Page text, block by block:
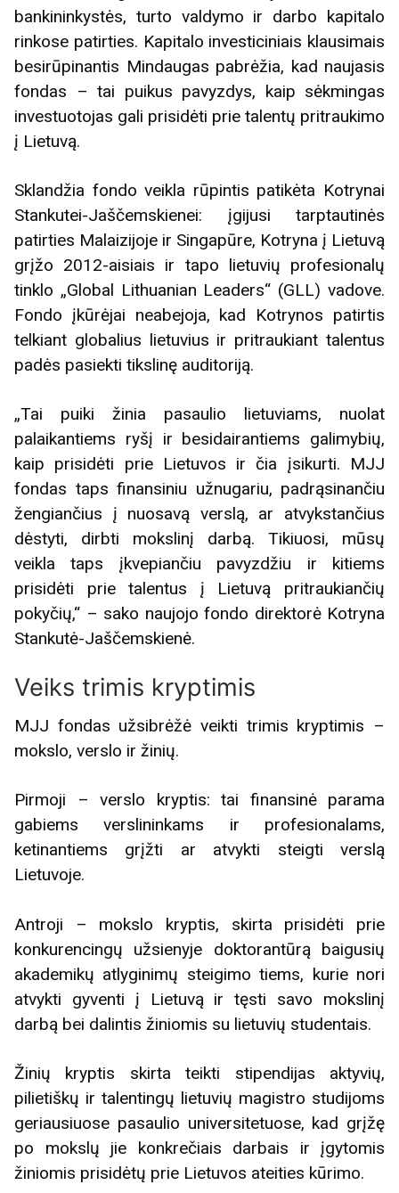
bankininkystės, turto valdymo ir darbo kapitalo
rinkose patirties. Kapitalo investiciniais klausimais
besirūpinantis Mindaugas pabrėžia, kad naujasis
fondas – tai puikus pavyzdys, kaip sėkmingas
investuotojas gali prisidėti prie talentų pritraukimo
į Lietuvą.
Sklandžia fondo veikla rūpintis patikėta Kotrynai
Stankutei-Jaščemskienei: įgijusi tarptautinės
patirties Malaizijoje ir Singapūre, Kotryna į Lietuvą
grįžo 2012-aisiais ir tapo lietuvių profesionalų
tinklo „Global Lithuanian Leaders“ (GLL) vadove.
Fondo įkūrėjai neabejoja, kad Kotrynos patirtis
telkiant globalius lietuvius ir pritraukiant talentus
padės pasiekti tikslinę auditoriją.
„Tai puiki žinia pasaulio lietuviams, nuolat
palaikantiems ryšį ir besidairantiems galimybių,
kaip prisidėti prie Lietuvos ir čia įsikurti. MJJ
fondas taps finansiniu užnugariu, padrąsinančiu
žengiančius į nuosavą verslą, ar atvykstančius
dėstyti, dirbti mokslinį darbą. Tikiuosi, mūsų
veikla taps įkvepiančiu pavyzdžiu ir kitiems
prisidėti prie talentus į Lietuvą pritraukiančių
pokyčių,“ – sako naujojo fondo direktorė Kotryna
Stankutė-Jaščemskienė.
Veiks trimis kryptimis
MJJ fondas užsibrėžė veikti trimis kryptimis –
mokslo, verslo ir žinių.
Pirmoji – verslo kryptis: tai finansinė parama
gabiems verslininkams ir profesionalams,
ketinantiems grįžti ar atvykti steigti verslą
Lietuvoje.
Antroji – mokslo kryptis, skirta prisidėti prie
konkurencingų užsienyje doktorantūrą baigusių
akademikų atlyginimų steigimo tiems, kurie nori
atvykti gyventi į Lietuvą ir tęsti savo mokslinį
darbą bei dalintis žiniomis su lietuvių studentais.
Žinių kryptis skirta teikti stipendijas aktyvių,
pilietiškų ir talentingų lietuvių magistro studijoms
geriausiuose pasaulio universitetuose, kad grįžę
po mokslų jie konkrečiais darbais ir įgytomis
žiniomis prisidėtų prie Lietuvos ateities kūrimo.